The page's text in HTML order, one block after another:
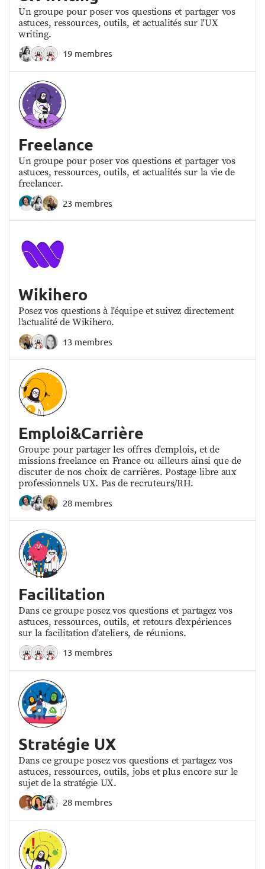
Un groupe pour poser vos questions et partager vos
astuces, ressources, outils, et actualités sur l'UX
writing.
19 membres
Freelance
Un groupe pour poser vos questions et partager vos
astuces, ressources, outils, et actualités sur la vie de
freelancer.
23 membres
Wikihero
Posez vos questions à l'équipe et suivez directement
l'actualité de Wikihero.
13 membres
Emploi&Carrière
Groupe pour partager les offres d'emplois, et de
missions freelance en France ou ailleurs ainsi que de
discuter de nos choix de carrières. Postage libre aux
professionnels UX. Pas de recruteurs/RH.
28 membres
Facilitation
Dans ce groupe posez vos questions et partagez vos
astuces, ressources, outils, et retours d'expériences
sur la facilitation d'ateliers, de réunions.
13 membres
Stratégie UX
Dans ce groupe posez vos questions et partagez vos
astuces, ressources, outils, jobs et plus encore sur le
sujet de la stratégie UX.
28 membres